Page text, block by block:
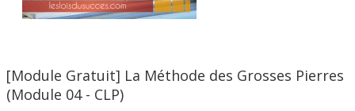
[Module Gratuit] La Méthode des Grosses Pierres
(Module 04 - CLP)